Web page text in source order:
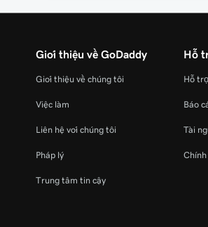
Giới thiệu về GoDaddy
Giới thiệu về chúng tôi
Việc làm
Liên hệ với chúng tôi
Pháp lý
Trung tâm tin cậy
Hỗ
Hỗ
Báo
Tài